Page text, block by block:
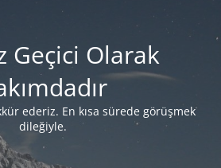
Geçici Olarak
ederiz. En kısa sürede görüşmek
dileğiyle.